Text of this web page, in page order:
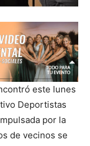
este lunes
Deportistas
por la
de vecinos se